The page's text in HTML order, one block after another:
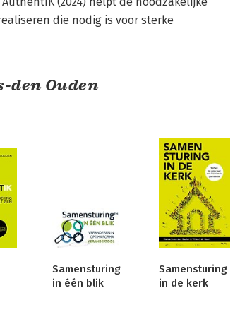
die nodig is voor sterke
den Ouden
Samensturing
in één blik
Samensturing
in de kerk